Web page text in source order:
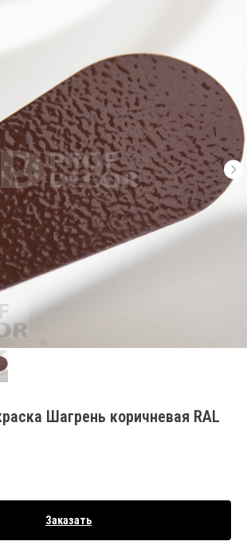
Шагрень коричневая RAL
Заказать